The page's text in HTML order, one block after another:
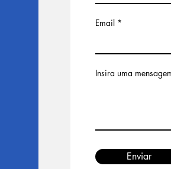
Email
Insira uma
Enviar